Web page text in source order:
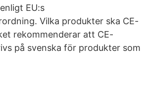
EU:s
Vilka produkter ska CE-
rekommenderar att CE-
på svenska för produkter som